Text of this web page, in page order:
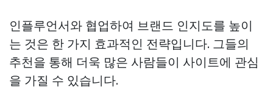
인플루언서와 협업하여 브랜드 인지도를 높이
는 것은 한 가지 효과적인 전략입니다. 그들의
추천을 통해 더욱 많은 사람들이 사이트에 관심
을 가질 수 있습니다.